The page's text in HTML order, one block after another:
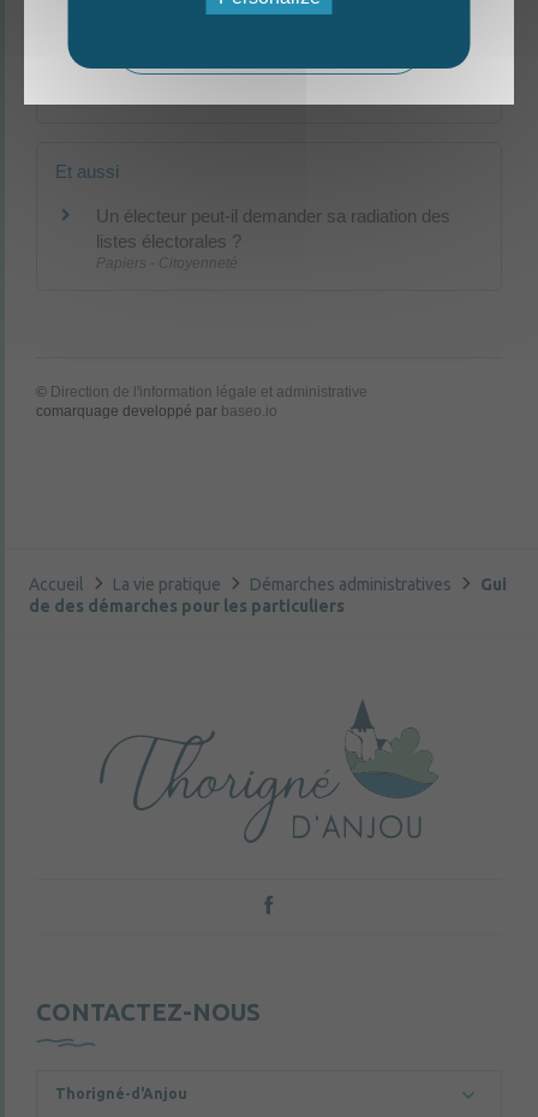
Contester un jugement : recours en cassation
Et aussi
Un électeur peut-il demander sa radiation des
listes électorales ?
Papiers - Citoyenneté
© Direction de l'information légale et administrative
comarquage developpé par baseo.io
Accueil La vie pratique Démarches administratives
Gui
de des démarches pour les particuliers
CONTACTEZ-NOUS
Thorigné-d'Anjou